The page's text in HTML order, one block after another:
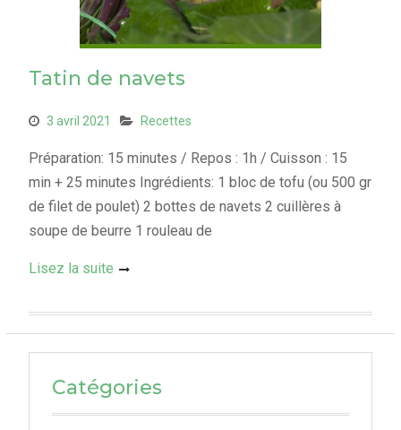
Tatin de navets
3 avril 2021 Recettes
Préparation: 15 minutes / Repos : 1h / Cuisson : 15
min + 25 minutes Ingrédients: 1 bloc de tofu (ou 500 gr
de filet de poulet) 2 bottes de navets 2 cuillères à
soupe de beurre 1 rouleau de
Lisez la suite
Catégories